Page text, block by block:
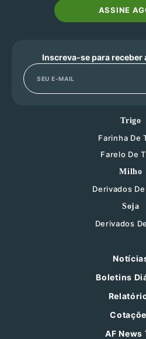
ASSINE
Inscreva-se para receber
Trigo
Farinha De
Farelo De
Milho
Derivados
Soja
Derivados
Boletins
AF News